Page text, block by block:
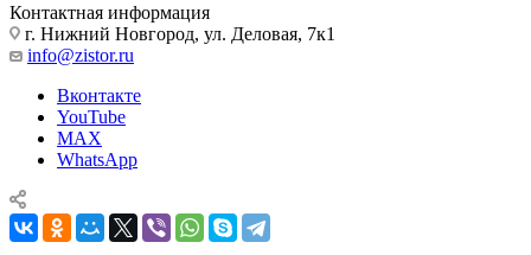
Контактная информация
г. Нижний Новгород, ул. Деловая, 7к1
info@zistor.ru
Вконтакте
YouTube
MAX
WhatsApp